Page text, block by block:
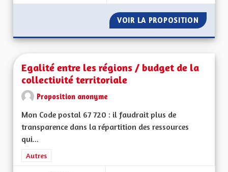
VOIR LA PROPOSITION
Egalité entre les régions / budget de la
collectivité territoriale
Proposition anonyme
Mon Code postal 67 720 : il faudrait plus de
transparence dans la répartition des ressources
qui...
Filtrer les résultats de la catégorie : Autres
Autres